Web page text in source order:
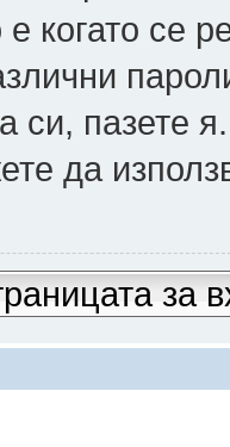
когато се
си, пазете
да
за